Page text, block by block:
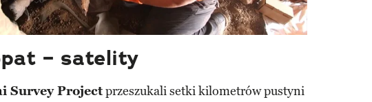
– satelity
Survey Projectprzeszukali setki kilometrów pustyni